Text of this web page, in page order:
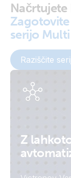
Načrtujete
serijo Multi
Raziščite
Z